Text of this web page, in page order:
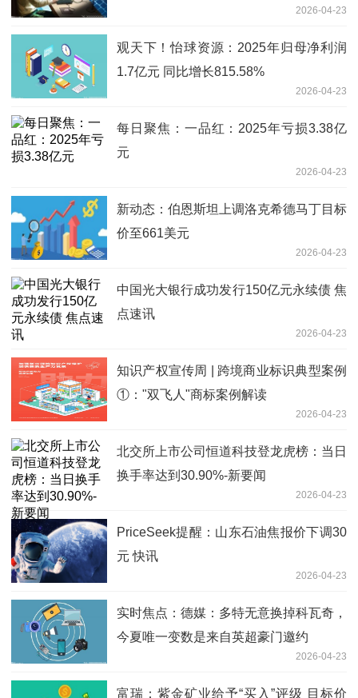
2026-04-23
观天下！怡球资源：2025年归母净利润
1.7亿元 同比增长815.58%
2026-04-23
每日聚焦：一品红：2025年亏损3.38亿
元
2026-04-23
新动态：伯恩斯坦上调洛克希德马丁目标
价至661美元
2026-04-23
中国光大银行成功发行150亿元永续债 焦
点速讯
2026-04-23
知识产权宣传周 | 跨境商业标识典型案例
①："双飞人"商标案例解读
2026-04-23
北交所上市公司恒道科技登龙虎榜：当日
换手率达到30.90%-新要闻
2026-04-23
PriceSeek提醒：山东石油焦报价下调30
元 快讯
2026-04-23
实时焦点：德媒：多特无意换掉科瓦奇，
今夏唯一变数是来自英超豪门邀约
2026-04-23
富瑞：紫金矿业给予“买入”评级 目标价